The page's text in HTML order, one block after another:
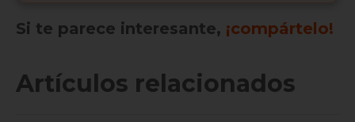
Si te parece interesante, ¡compártelo!
Artículos relacionados